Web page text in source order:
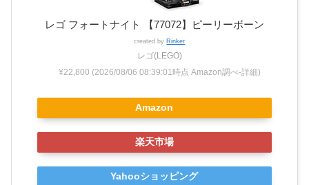
レゴ フォートナイト 【77072】ピーリーボーン
created by Rinker
レゴ(LEGO)
¥22,800 (2026/08/06 08:39:01時点 Amazon調べ-詳細)
Amazon
楽天市場
Yahooショッピング